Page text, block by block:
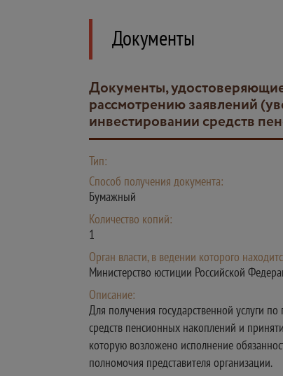
Документы
Документы, удостоверяющие полномочия представителя организации (для получения государственной услуги по приему,
рассмотрению заявлений
инвестировании средств
Тип:
Способ получения документа:
Бумажный
Количество копий:
1
Орган власти, в ведении которого
Министерство юстиции Российской
Описание:
Для получения государственной услуги
средств пенсионных накоплений и
которую возложено исполнение
полномочия представителя организации.